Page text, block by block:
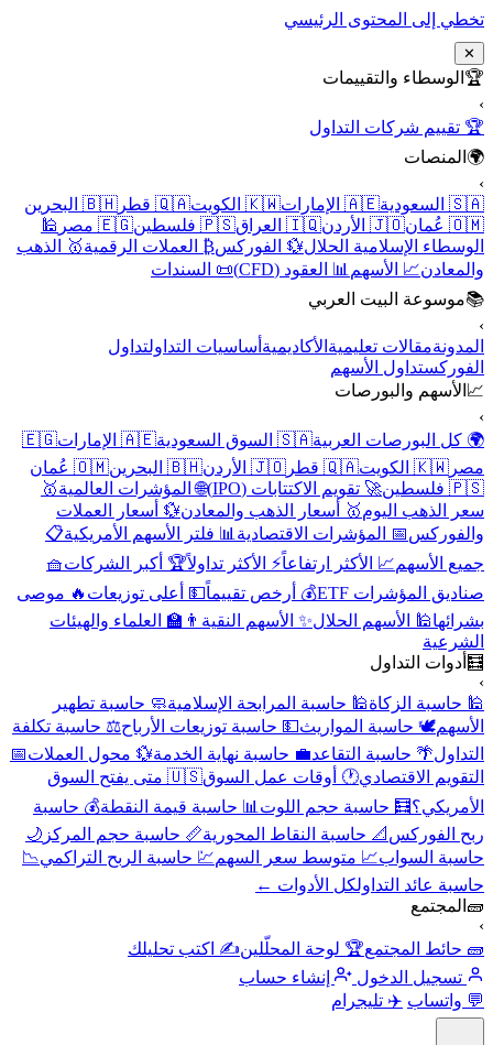
تخطي إلى المحتوى الرئيسي
✕
🏆 الوسطاء والتقييمات
›
🏆 تقييم شركات التداول
🌍 المنصات
›
🇸🇦 السعودية
🇦🇪 الإمارات 🇰🇼 الكويت 🇶🇦 قطر
🇧🇭 البحرين
🇴🇲 عُمان
🇯🇴 الأردن 🇮🇶 العراق 🇵🇸 فلسطين 🇪🇬 مصر
🕌
الوسطاء الإسلامية الحلال💱 الفوركس₿ العملات الرقمية🥇 الذهب
والمعادن📈 الأسهم 📊 العقود (CFD)
📜 السندات
📚موسوعة البيت العربي
›
المدونةمقالات تعليمية الأكاديمية أساسيات التداولتداول
الفوركستداول الأسهم
📈 الأسهم والبورصات
›
🌍 كل البورصات العربية🇸🇦 السوق السعودية 🇦🇪 الإمارات
🇪🇬
مصر 🇰🇼 الكويت 🇶🇦 قطر 🇯🇴 الأردن 🇧🇭 البحرين
🇴🇲 عُمان
🇵🇸 فلسطين
🚀 تقويم الاكتتابات (IPO) 🌐 المؤشرات العالمية🥇
سعر الذهب اليوم🥇 أسعار الذهب والمعادن💱 أسعار العملات
والفوركس📅 المؤشرات الاقتصادية 📊 فلتر الأسهم الأمريكية📋
جميع الأسهم📈 الأكثر ارتفاعاً⚡ الأكثر تداولاً🏆 أكبر الشركات🧺
صناديق المؤشرات ETF
💰 أرخص تقييماً💵 أعلى توزيعات 🔥 موصى
بشرائها🕌 الأسهم الحلال✨ الأسهم النقية 👨‍🏫 العلماء والهيئات
الشرعية
🧮 أدوات التداول
›
🕌 حاسبة الزكاة🕌 حاسبة المرابحة الإسلامية🧼 حاسبة تطهير
الأسهم🕊️ حاسبة المواريث💵 حاسبة توزيعات الأرباح⚖️ حاسبة تكلفة
التداول🌴 حاسبة التقاعد💼 حاسبة نهاية الخدمة💱 محول العملات📅
التقويم الاقتصادي🕐 أوقات عمل السوق
🇺🇸 متى يفتح السوق
الأمريكي؟🧮 حاسبة حجم اللوت 📊 حاسبة قيمة النقطة💰 حاسبة
ربح الفوركس 📐 حاسبة النقاط المحورية📏 حاسبة حجم المركز 🌙
حاسبة السواب📈 متوسط سعر السهم💹 حاسبة الربح التراكمي📉
حاسبة عائد التداولكل الأدوات ←
🧱 المجتمع
›
🧱 حائط المجتمع🏆 لوحة المحلّلين✍️ اكتب تحليلك
تسجيل الدخول
إنشاء حساب
💬 واتساب ✈️ تليجرام